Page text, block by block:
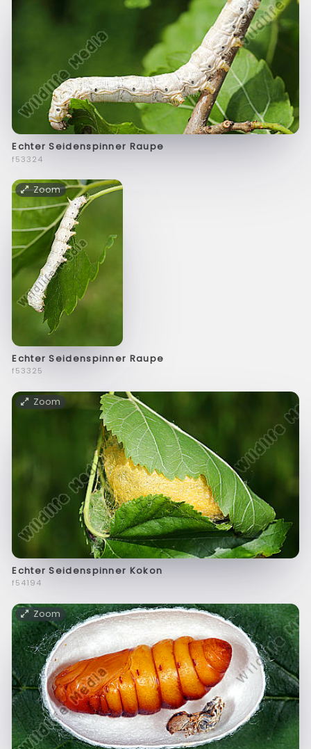
Echter Seidenspinner Raupe
f53324
Zoom
Echter Seidenspinner Raupe
f53325
Zoom
Echter Seidenspinner Kokon
f54194
Zoom